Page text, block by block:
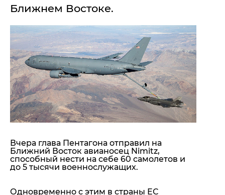
Украина
Культура
Война на Донбассе и в
Крыму
"ДНР"
"ЛНР"
Оккупация Крыма
Новости Крыма
Донбасс
Армия Украины
Лайф стайл
Здоровье
Помощь проекту
Стиль Диалога
Шоу-биз
Культура
Общество
Пресс-релизы Авторское
Блоги
ИноСМИ
Ближнем Востоке.
Вчера глава Пентагона отправил на
Ближний Восток авианосец Nimitz,
способный нести на себе 60 самолетов и
до 5 тысячи военнослужащих.
Одновременно с этим в страны ЕС